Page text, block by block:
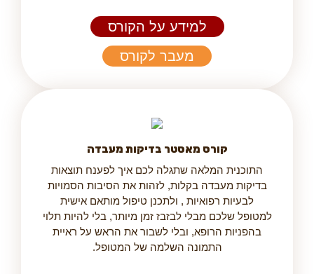
למידע על הקורס
מעבר לקורס
קורס מאסטר בדיקות מעבדה
התוכנית המלאה שתגלה לכם איך לפענח תוצאות
בדיקות מעבדה בקלות, לזהות את הסיבות הסמויות
לבעיות רפואיות , ולתכנן טיפול מותאם אישית
למטופל שלכם מבלי לבזבז זמן מיותר, בלי להיות תלוי
בהפניות הרופא, ובלי לשבור את הראש על ראיית
התמונה השלמה של המטופל.